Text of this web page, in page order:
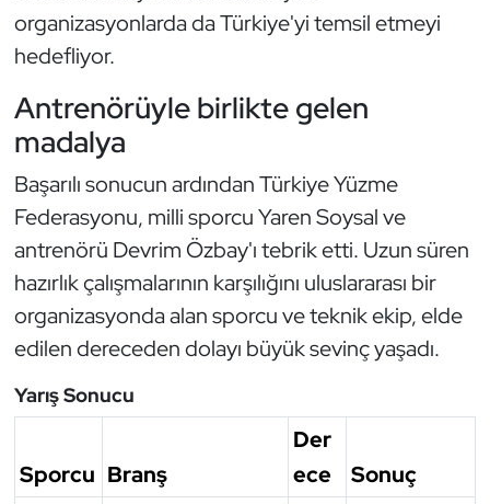
organizasyonlarda da Türkiye'yi temsil etmeyi
hedefliyor.
Antrenörüyle birlikte gelen
madalya
Başarılı sonucun ardından Türkiye Yüzme
Federasyonu, milli sporcu Yaren Soysal ve
antrenörü Devrim Özbay'ı tebrik etti. Uzun süren
hazırlık çalışmalarının karşılığını uluslararası bir
organizasyonda alan sporcu ve teknik ekip, elde
edilen dereceden dolayı büyük sevinç yaşadı.
Yarış Sonucu
Sporcu Branş
Der
ece
Sonuç
Triatlon
Voleybol
Wushu Kungfu
Yelken
Yüzme